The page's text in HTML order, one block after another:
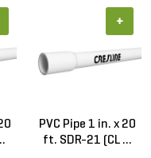
PVC Pipe 1 in. x 20
ft. SDR-21 (CL ...
+